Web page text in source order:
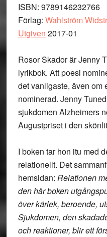
ISBN: 9789146232766
Förlag: Wahlström
Utgiven 2017-01
Rosor Skador är Jenny
lyrikbok. Att poesi
det vanligaste, även om
nominerad. Jenny
sjukdomen Alzheimers
Augustpriset i den
I boken tar hon itu med
relationellt. Det
hemsidan: Relationen
den här boken
över kärlek, beroende,
Sjukdomen, den
och reaktioner, blir ett